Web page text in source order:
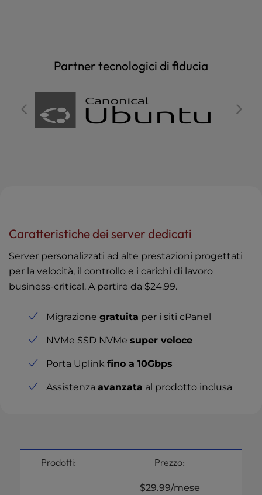
Partner tecnologici di fiducia
Caratteristiche dei server dedicati
Server personalizzati ad alte prestazioni progettati
per la velocità, il controllo e i carichi di lavoro
business-critical. A partire da $24.99.
Migrazione gratuita per i siti cPanel
NVMe SSD NVMe super veloce
Porta Uplink fino a 10Gbps
Assistenza avanzata al prodotto inclusa
Prodotti: Prezzo:
$29.99/mese